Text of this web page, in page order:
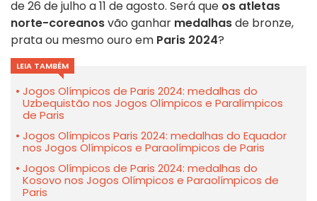
de 26 de julho a 11 de agosto. Será que os atletas
norte-coreanosvão ganhar medalhasde bronze,
prata ou mesmo ouro em Paris 2024?
LEIA TAMBÉM
Jogos Olímpicos de Paris 2024: medalhas do
Uzbequistão nos Jogos Olímpicos e Paralímpicos
de Paris
Jogos Olímpicos Paris 2024: medalhas do Equador
nos Jogos Olímpicos e Paraolímpicos de Paris
Jogos Olímpicos de Paris 2024: medalhas do
Kosovo nos Jogos Olímpicos e Paraolímpicos de
Paris